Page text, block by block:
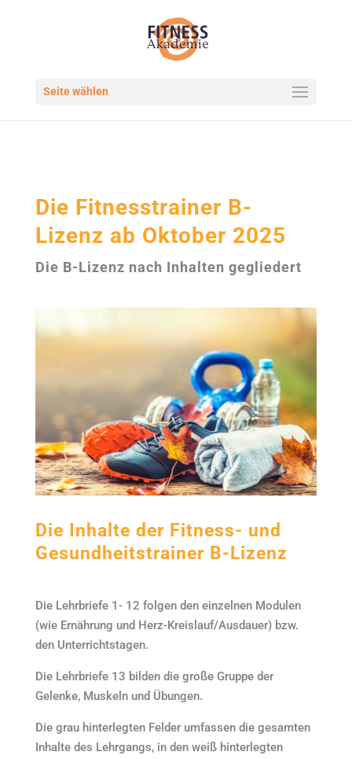
Seite wählen
Die Fitnesstrainer B-
Lizenz ab Oktober 2025
Die B-Lizenz nach Inhalten gegliedert
Die Inhalte der Fitness- und
Gesundheitstrainer B-Lizenz
Die Lehrbriefe 1- 12 folgen den einzelnen Modulen
(wie Ernährung und Herz-Kreislauf/Ausdauer) bzw.
den Unterrichtstagen.
Die Lehrbriefe 13 bilden die große Gruppe der
Gelenke, Muskeln und Übungen.
Die grau hinterlegten Felder umfassen die gesamten
Inhalte des Lehrgangs, in den weiß hinterlegten